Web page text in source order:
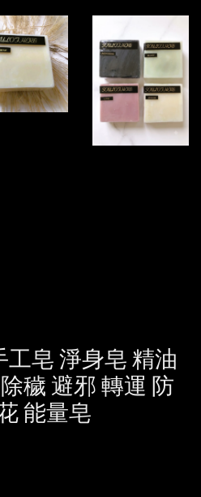
工皂 淨身皂 精油
穢 避邪 轉運 防
能量皂